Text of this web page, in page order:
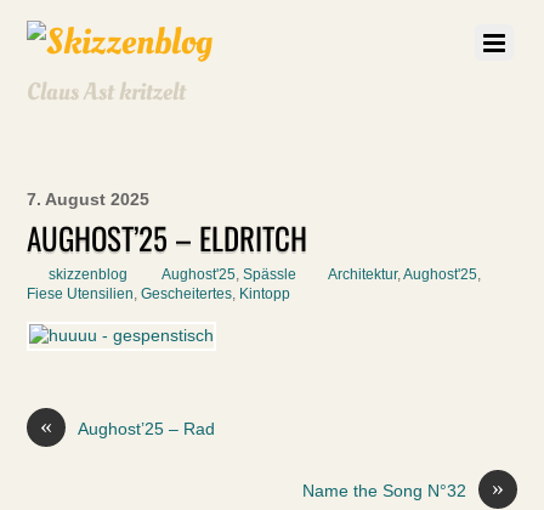
Claus Ast kritzelt
7. August 2025
AUGHOST’25 – ELDRITCH
skizzenblog Aughost'25,Spässle Architektur,Aughost'25,
Fiese Utensilien,Gescheitertes, Kintopp
« Aughost’25 – Rad
»
Name the Song N°32